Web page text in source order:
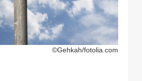
©Gehkah/fotolia.com